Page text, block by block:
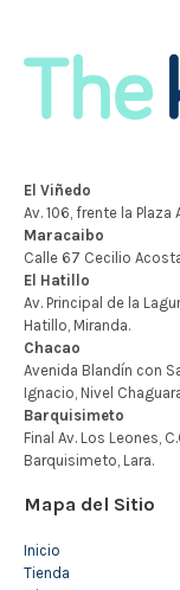
Mapa del Sitio
Inicio
Tienda